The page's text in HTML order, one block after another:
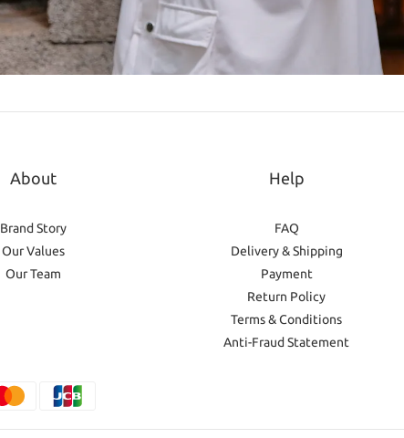
About
Brand Story
Our Values
Our Team
Help
FAQ
Delivery & Shipping
Payment
Return Policy
Terms & Conditions
Anti-Fraud Statement